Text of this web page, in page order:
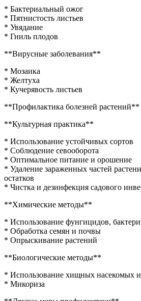
* Бактериальный ожог
* Пятнистость листьев
* Увядание
* Гниль плодов
**Вирусные заболевания**
* Мозаика
* Желтуха
* Кучерявость листьев
**Профилактика болезней растений**
**Культурная практика**
* Использование устойчивых сортов
* Соблюдение севооборота
* Оптимальное питание и орошение
* Удаление зараженных частей
остатков
* Чистка и дезинфекция садового
**Химические методы**
* Использование фунгицидов,
* Обработка семян и почвы
* Опрыскивание растений
**Биологические методы**
* Использование хищных насекомых
* Микориза